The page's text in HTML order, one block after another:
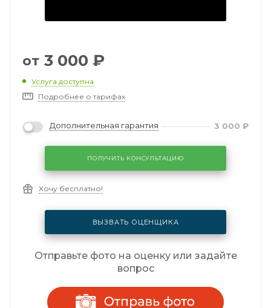
от 3 000 ₽
Услуга доступна
Подробнее о тарифах
Дополнительная гарантия 3 000 ₽
ПОЛУЧИТЬ КОНСУЛЬТАЦИЮ
Хочу бесплатно!
ВЫЗВАТЬ ОЦЕНЩИКА
Отправьте фото на оценку или задайте
вопрос